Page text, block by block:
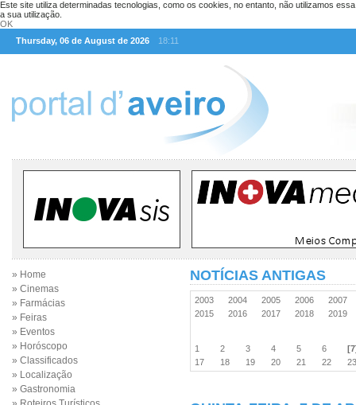
Este site utiliza determinadas tecnologias, como os cookies, no entanto, não utilizamos
a sua utilização.
OK
Thursday, 06 de August de 2026
18:11
» Home
» Cinemas
» Farmácias
» Feiras
» Eventos
» Horóscopo
» Classificados
» Localização
» Gastronomia
NOTÍCIAS ANTIGAS
2003 2004 2005 2006
2007
2015
2016 2017 2018 2019
1 2 3 4 5 6
17
18 19 20 21 22